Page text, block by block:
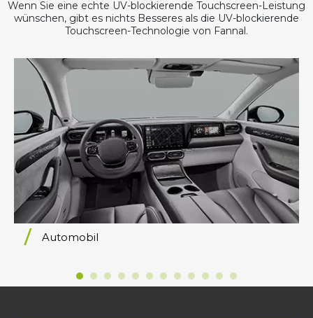
Wenn Sie eine echte UV-blockierende Touchscreen-Leistung
wünschen, gibt es nichts Besseres als die UV-blockierende
Touchscreen-Technologie von Fannal.​​​​​​​
Automobil